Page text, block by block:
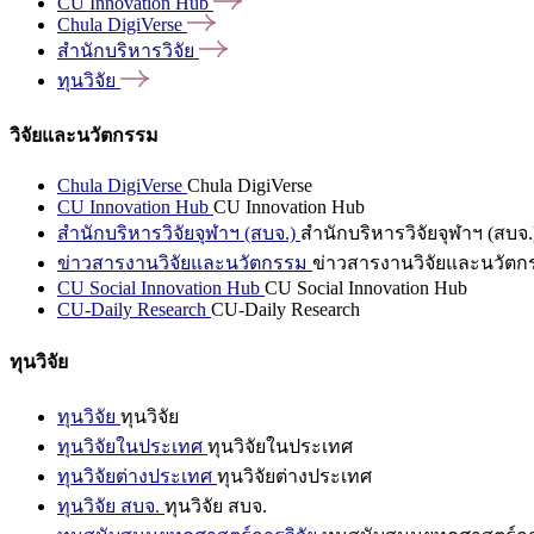
Chula DigiVerse
สำนักบริหารวิจัย
ทุนวิจัย
วิจัยและนวัตกรรม
Chula DigiVerse Chula DigiVerse
CU Innovation Hub CU Innovation Hub
สำนักบริหารวิจัยจุฬาฯ (สบจ.) สำนักบริหารวิจัยจุฬาฯ (สบจ
ข่าวสารงานวิจัยและนวัตกรรม ข่าวสารงานวิจัยและนวัตก
CU Social Innovation Hub CU Social Innovation Hub
CU-Daily Research CU-Daily Research
ทุนวิจัย
ทุนวิจัย ทุนวิจัย
ทุนวิจัยในประเทศ ทุนวิจัยในประเทศ
ทุนวิจัยต่างประเทศ ทุนวิจัยต่างประเทศ
ทุนวิจัย สบจ. ทุนวิจัย สบจ.